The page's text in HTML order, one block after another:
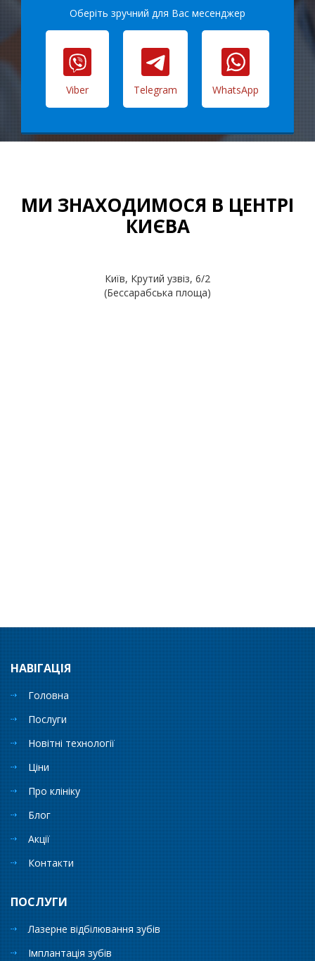
Оберіть зручний для Вас месенджер
Viber Telegram WhatsApp
МИ ЗНАХОДИМОСЯ В ЦЕНТРІ
КИЄВА
Київ, Крутий узвіз, 6/2
(Бессарабська площа)
НАВІГАЦІЯ
Головна
Послуги
Новітні технології
Ціни
Про клініку
Блог
Акції
Контакти
ПОСЛУГИ
Лазерне відбілювання зубів
Імплантація зубів